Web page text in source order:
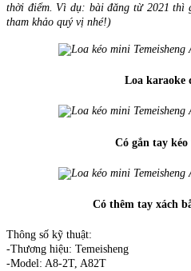
thời điểm. Vì dụ: bài đăng từ 2021 thì
tham khảo quý vị nhé!)
Loa karaoke
Có gắn tay kéo
Có thêm tay xách
Thông số kỹ thuật:
-Thương hiệu: Temeisheng
-Model: A8-2T, A82T